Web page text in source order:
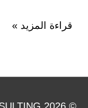
المعلومة
شمعنتها؟
قراءة المزيد »